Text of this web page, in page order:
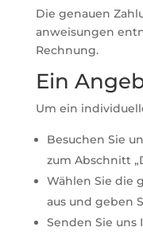
Die genauen
anweisungen
Rechnung.
Ein
Um ein
Besuchen Sie
zum Abschnitt
Wählen Sie die
aus und geben
Senden Sie uns